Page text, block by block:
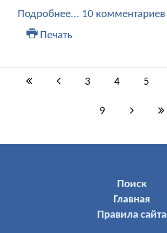
Подробнее... 10 комментариев
Печать
3 4 5
9
Поиск
Главная
Правила сайта